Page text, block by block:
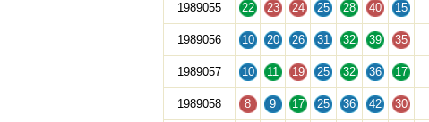
1989055 22 23 24 25 28 40 15
1989056 10 20 26 31 32 39 35
1989057 10 11 19 25 32 36 17
1989058 8 9 17 25 36 42 30